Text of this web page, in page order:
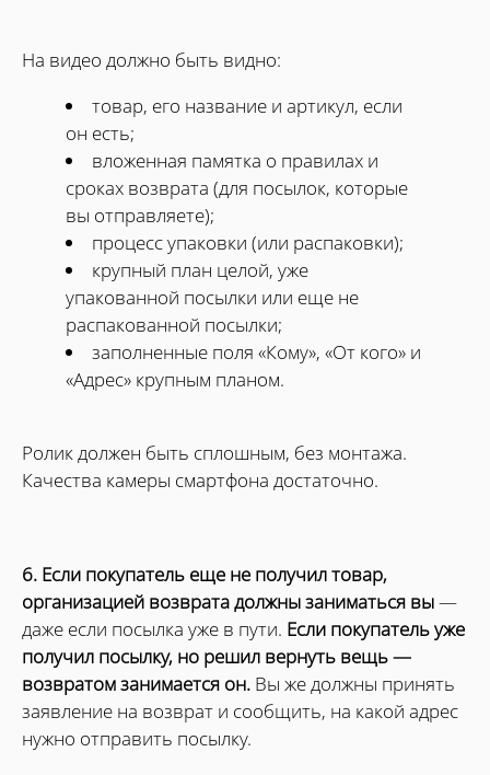
На видео должно быть видно:
товар, его название и артикул, если
он есть;
вложенная памятка о правилах и
сроках возврата (для посылок, которые
вы отправляете);
процесс упаковки (или распаковки);
крупный план целой, уже
упакованной посылки или еще не
распакованной посылки;
заполненные поля «Кому», «От кого» и
«Адрес» крупным планом.
Ролик должен быть сплошным, без монтажа.
Качества камеры смартфона достаточно.
6. Если покупатель еще не получил товар,
организацией возврата должны заниматься вы—
даже если посылка уже в пути. Если покупатель уже
получил посылку, но решил вернуть вещь —
возвратом занимается он. Вы же должны принять
заявление на возврат и сообщить, на какой адрес
нужно отправить посылку.